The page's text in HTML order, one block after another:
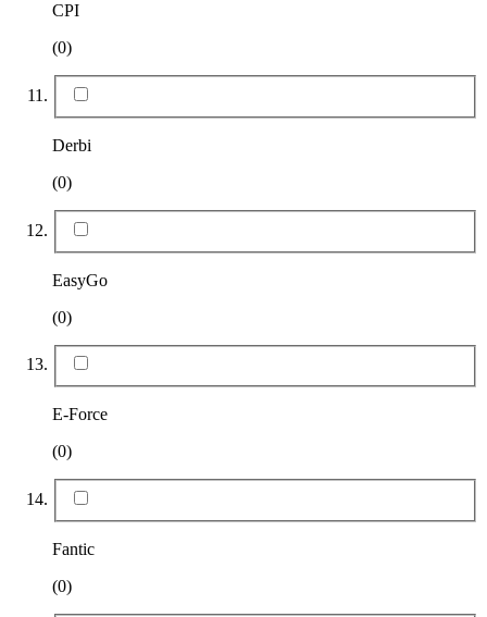
CPI
(0)
Derbi
(0)
EasyGo
(0)
E-Force
(0)
Fantic
(0)